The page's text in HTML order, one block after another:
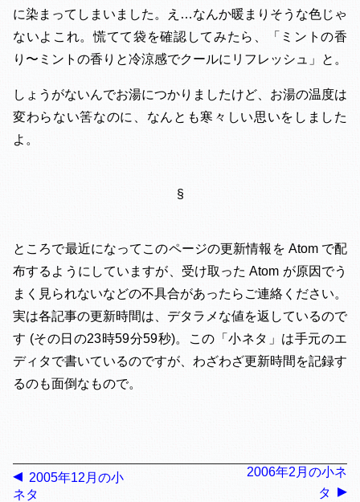
に染まってしまいました。え…なんか暖まりそうな色じゃ
ないよこれ。慌てて袋を確認してみたら、「ミントの香
り〜ミントの香りと冷涼感でクールにリフレッシュ」と。
しょうがないんでお湯につかりましたけど、お湯の温度は
変わらない筈なのに、なんとも寒々しい思いをしました
よ。
§
ところで最近になってこのページの更新情報を Atom で配
布するようにしていますが、受け取った Atom が原因でう
まく見られないなどの不具合があったらご連絡ください。
実は各記事の更新時間は、デタラメな値を返しているので
す (その日の23時59分59秒)。この「小ネタ」は手元のエ
ディタで書いているのですが、わざわざ更新時間を記録す
るのも面倒なもので。
2005年12月の小
ネタ
2006年2月の小ネ
タ